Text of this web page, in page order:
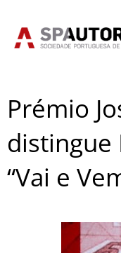
Prémio
distingue
“Vai e